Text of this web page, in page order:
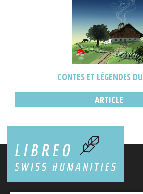
CONTES ET LÉGENDES
ARTICLE